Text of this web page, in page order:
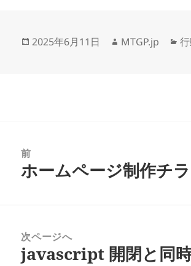
投
2025年6月11日
作
MTGP.jp
カ
前
前
ホームページ制作チ
次ページへ
次
javascript 開閉と同